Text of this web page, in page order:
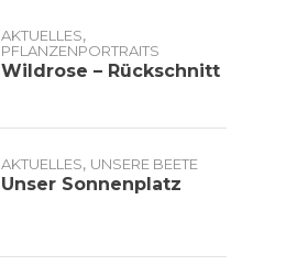
AKTUELLES,
PFLANZENPORTRAITS
Wildrose – Rückschnitt
AKTUELLES, UNSERE BEETE
Unser Sonnenplatz